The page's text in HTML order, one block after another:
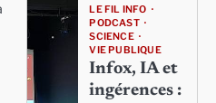
LE FIL INFO
PODCAST
SCIENCE
VIE PUBLIQUE
Infox, IA et
ingérences :